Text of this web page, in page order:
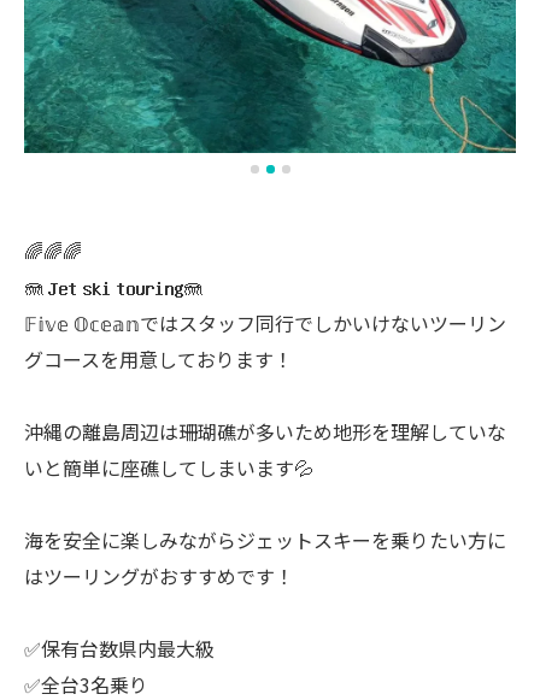
🌈🌈🌈
🪼 𝗝𝗲𝘁 𝘀𝗸𝗶 𝘁𝗼𝘂𝗿𝗶𝗻𝗴🪼
𝔽𝕚𝕧𝕖 𝕆𝕔𝕖𝕒𝕟ではスタッフ同行でしかいけないツーリン
グコースを用意しております！
沖縄の離島周辺は珊瑚礁が多いため地形を理解していな
いと簡単に座礁してしまいます💦
海を安全に楽しみながらジェットスキーを乗りたい方に
はツーリングがおすすめです！
✅保有台数県内最大級
✅全台3名乗り